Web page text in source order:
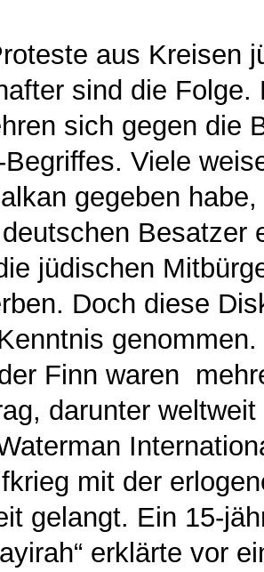
aus Kreisen
sind die
sich gegen die
Viele
gegeben
Besatzer
jüdischen
Doch diese
genommen.
Finn waren
darunter
mit der
gelangt. Ein 15-
erklärte vor